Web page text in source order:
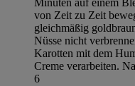
von Zeit zu Zeit
gleichmäßig
Nüsse nicht
Karotten mit dem
Creme verarbeiten.
6